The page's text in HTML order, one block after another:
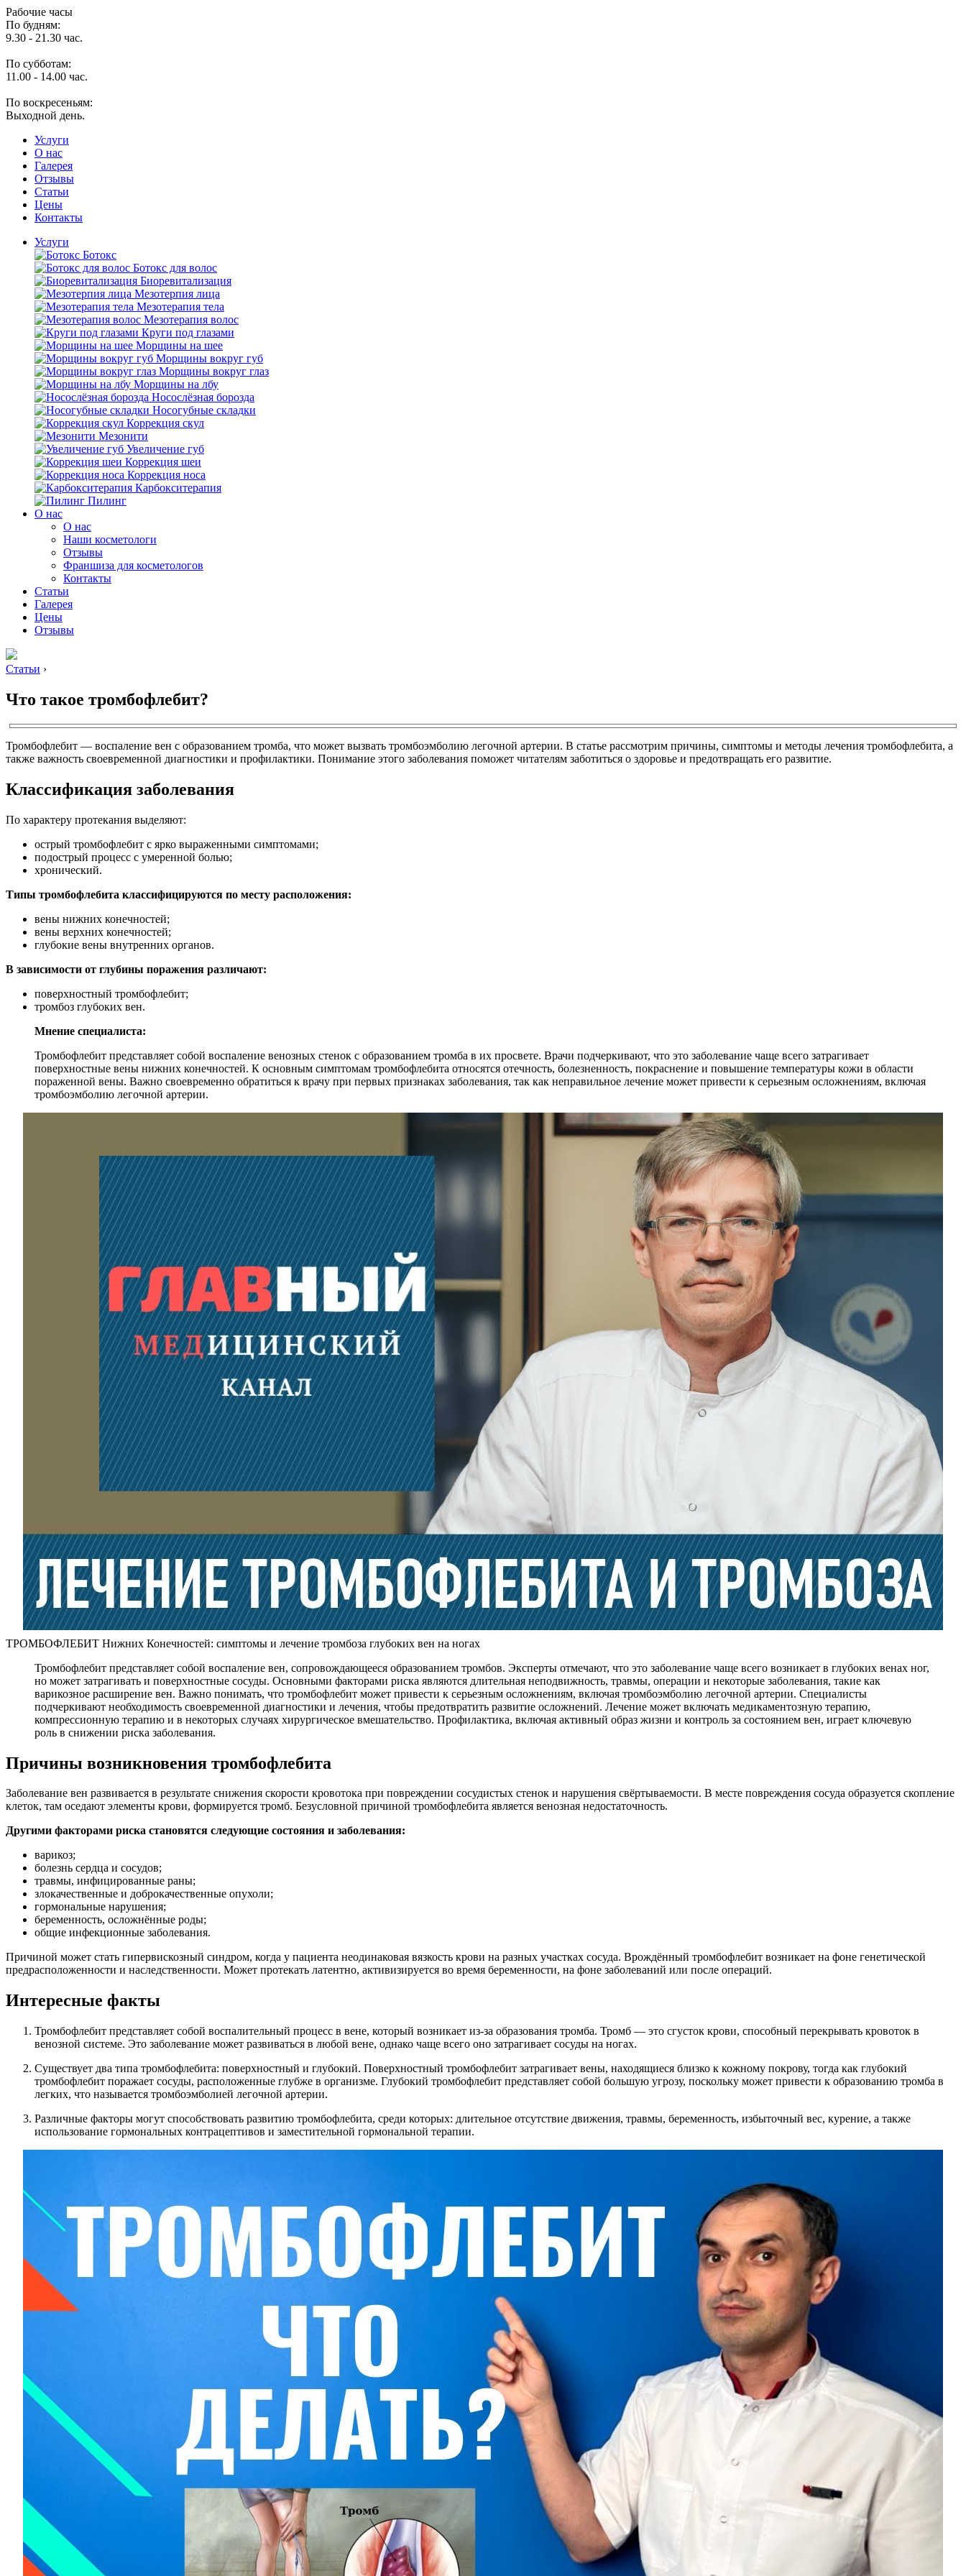
Рабочие часы
По будням:
9.30 - 21.30 час.
По субботам:
11.00 - 14.00 час.
По воскресеньям:
Выходной день.
Услуги
O нас
Галерея
Отзывы
Статьи
Цены
Контакты
Услуги
Ботокс
Ботокс для волос
Биоревитализация
Мезотерпия лица
Мезотерапия тела
Мезотерапия волос
Круги под глазами
Морщины на шее
Морщины вокруг губ
Морщины вокруг глаз
Морщины на лбу
Носослёзная борозда
Носогубные складки
Коррекция скул
Мезонити
Увеличение губ
Коррекция шеи
Коррекция носа
Карбокситерапия
Пилинг
O нас
O нас
Наши косметологи
Отзывы
Франшиза для косметологов
Контакты
Статьи
Галерея
Цены
Отзывы
Статьи ›
Что такое тромбофлебит?
Тромбофлебит — воспаление вен с образованием тромба, что может вызвать тромбоэмболию легочной артерии. В статье рассмотрим причины, симптомы и методы лечения тромбофлебита, а
также важность своевременной диагностики и профилактики. Понимание этого заболевания поможет читателям заботиться о здоровье и предотвращать его развитие.
Классификация заболевания
По характеру протекания выделяют:
острый тромбофлебит с ярко выраженными симптомами;
подострый процесс с умеренной болью;
хронический.
Типы тромбофлебита классифицируются по месту расположения:
вены нижних конечностей;
вены верхних конечностей;
глубокие вены внутренних органов.
В зависимости от глубины поражения различают:
поверхностный тромбофлебит;
тромбоз глубоких вен.
Мнение специалиста:
Тромбофлебит представляет собой воспаление венозных стенок с образованием тромба в их просвете. Врачи подчеркивают, что это заболевание чаще всего затрагивает
поверхностные вены нижних конечностей. К основным симптомам тромбофлебита относятся отечность, болезненность, покраснение и повышение температуры кожи в области
пораженной вены. Важно своевременно обратиться к врачу при первых признаках заболевания, так как неправильное лечение может привести к серьезным осложнениям, включая
тромбоэмболию легочной артерии.
ТРОМБОФЛЕБИТ Нижних Конечностей: симптомы и лечение тромбоза глубоких вен на ногах
Тромбофлебит представляет собой воспаление вен, сопровождающееся образованием тромбов. Эксперты отмечают, что это заболевание чаще всего возникает в глубоких венах ног,
но может затрагивать и поверхностные сосуды. Основными факторами риска являются длительная неподвижность, травмы, операции и некоторые заболевания, такие как
варикозное расширение вен. Важно понимать, что тромбофлебит может привести к серьезным осложнениям, включая тромбоэмболию легочной артерии. Специалисты
подчеркивают необходимость своевременной диагностики и лечения, чтобы предотвратить развитие осложнений. Лечение может включать медикаментозную терапию,
компрессионную терапию и в некоторых случаях хирургическое вмешательство. Профилактика, включая активный образ жизни и контроль за состоянием вен, играет ключевую
роль в снижении риска заболевания.
Причины возникновения тромбофлебита
Заболевание вен развивается в результате снижения скорости кровотока при повреждении сосудистых стенок и нарушения свёртываемости. В месте повреждения сосуда образуется скопление
клеток, там оседают элементы крови, формируется тромб. Безусловной причиной тромбофлебита является венозная недостаточность.
Другими факторами риска становятся следующие состояния и заболевания:
варикоз;
болезнь сердца и сосудов;
травмы, инфицированные раны;
злокачественные и доброкачественные опухоли;
гормональные нарушения;
беременность, осложнённые роды;
общие инфекционные заболевания.
Причиной может стать гипервискозный синдром, когда у пациента неодинаковая вязкость крови на разных участках сосуда. Врождённый тромбофлебит возникает на фоне генетической
предрасположенности и наследственности. Может протекать латентно, активизируется во время беременности, на фоне заболеваний или после операций.
Интересные факты
Тромбофлебит представляет собой воспалительный процесс в вене, который возникает из-за образования тромба. Тромб — это сгусток крови, способный перекрывать кровоток в
венозной системе. Это заболевание может развиваться в любой вене, однако чаще всего оно затрагивает сосуды на ногах.
Существует два типа тромбофлебита: поверхностный и глубокий. Поверхностный тромбофлебит затрагивает вены, находящиеся близко к кожному покрову, тогда как глубокий
тромбофлебит поражает сосуды, расположенные глубже в организме. Глубокий тромбофлебит представляет собой большую угрозу, поскольку может привести к образованию тромба в
легких, что называется тромбоэмболией легочной артерии.
Различные факторы могут способствовать развитию тромбофлебита, среди которых: длительное отсутствие движения, травмы, беременность, избыточный вес, курение, а также
использование гормональных контрацептивов и заместительной гормональной терапии.